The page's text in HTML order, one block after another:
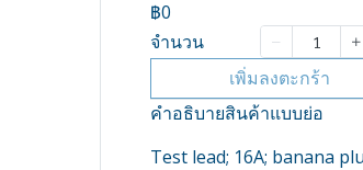
฿0
จำนวน
เพิ่มลงตะกร้า
คำอธิบายสินค้าแบบย่อ
Test lead; 16A; banana